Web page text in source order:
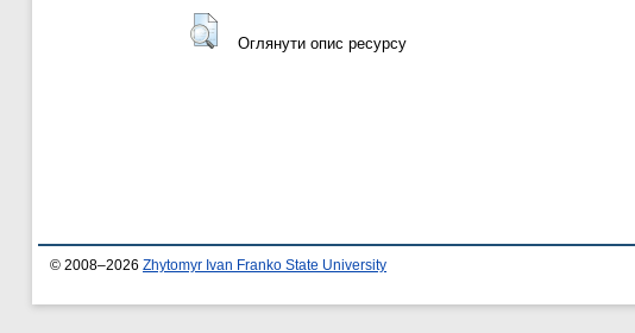
Оглянути опис ресурсу
© 2008–2026 Zhytomyr Ivan Franko State University